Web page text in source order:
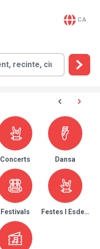
CA
Concerts Dansa
Festivals Festes I